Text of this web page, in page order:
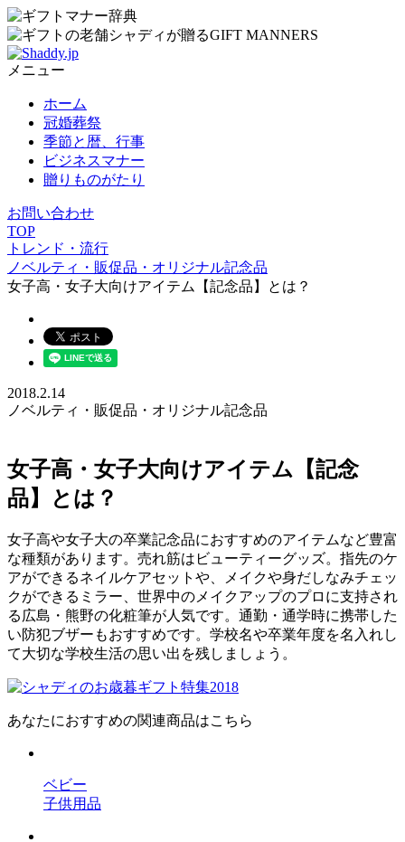
メニュー
ホーム
冠婚葬祭
季節と暦、行事
ビジネスマナー
贈りものがたり
お問い合わせ
TOP
トレンド・流行
ノベルティ・販促品・オリジナル記念品
女子高・女子大向けアイテム【記念品】とは？
2018.2.14
ノベルティ・販促品・オリジナル記念品
女子高・女子大向けアイテム【記念
品】とは？
女子高や女子大の卒業記念品におすすめのアイテムなど豊富
な種類があります。売れ筋はビューティーグッズ。指先のケ
アができるネイルケアセットや、メイクや身だしなみチェッ
クができるミラー、世界中のメイクアップのプロに支持され
る広島・熊野の化粧筆が人気です。通勤・通学時に携帯した
い防犯ブザーもおすすめです。学校名や卒業年度を名入れし
て大切な学校生活の思い出を残しましょう。
あなたにおすすめの関連商品はこちら
ベビー
子供用品